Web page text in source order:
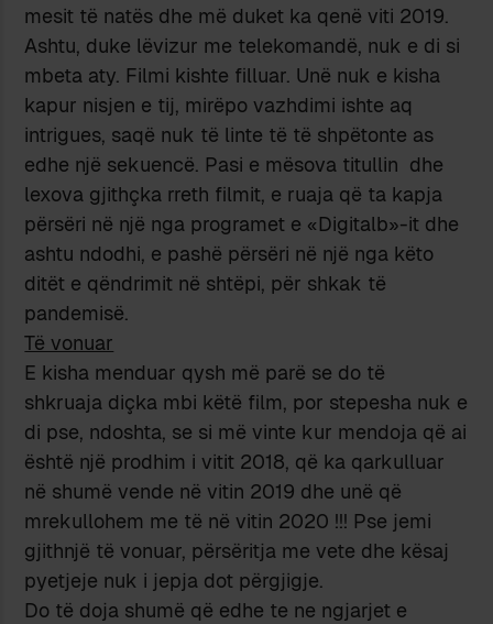
mesit të natës dhe më duket ka qenë viti 2019.
Ashtu, duke lëvizur me telekomandë, nuk e di si
mbeta aty. Filmi kishte filluar. Unë nuk e kisha
kapur nisjen e tij, mirëpo vazhdimi ishte aq
intrigues, saqë nuk të linte të të shpëtonte as
edhe një sekuencë. Pasi e mësova titullin dhe
lexova gjithçka rreth filmit, e ruaja që ta kapja
përsëri në një nga programet e «Digitalb»-it dhe
ashtu ndodhi, e pashë përsëri në një nga këto
ditët e qëndrimit në shtëpi, për shkak të
pandemisë.
Të vonuar
E kisha menduar qysh më parë se do të
shkruaja diçka mbi këtë film, por stepesha nuk e
di pse, ndoshta, se si më vinte kur mendoja që ai
është një prodhim i vitit 2018, që ka qarkulluar
në shumë vende në vitin 2019 dhe unë që
mrekullohem me të në vitin 2020 !!! Pse jemi
gjithnjë të vonuar, përsëritja me vete dhe kësaj
pyetjeje nuk i jepja dot përgjigje.
Do të doja shumë që edhe te ne ngjarjet e